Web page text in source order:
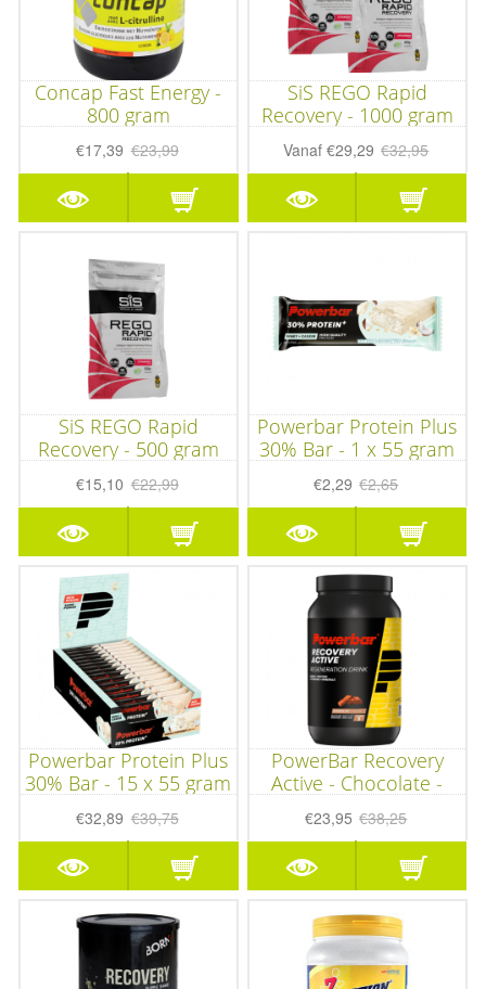
Concap Fast Energy -
800 gram
€17,39 €23,99
SiS REGO Rapid
Recovery - 1000 gram
Vanaf €29,29 €32,95
SiS REGO Rapid
Recovery - 500 gram
€15,10 €22,99
Powerbar Protein Plus
30% Bar - 1 x 55 gram
€2,29 €2,65
Powerbar Protein Plus
30% Bar - 15 x 55 gram
€32,89 €39,75
PowerBar Recovery
Active - Chocolate -
€23,95 €38,25